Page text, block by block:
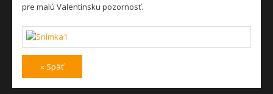
pre malú Valentínsku pozornosť.
« Späť